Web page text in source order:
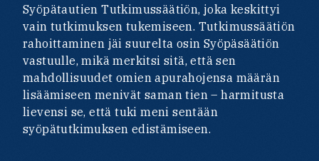
Syöpätautien Tutkimussäätiön, joka keskittyi
vain tutkimuksen tukemiseen. Tutkimussäätiön
rahoittaminen jäi suurelta osin Syöpäsäätiön
vastuulle, mikä merkitsi sitä, että sen
mahdollisuudet omien apurahojensa määrän
lisäämiseen menivät saman tien – harmitusta
lievensi se, että tuki meni sentään
syöpätutkimuksen edistämiseen.